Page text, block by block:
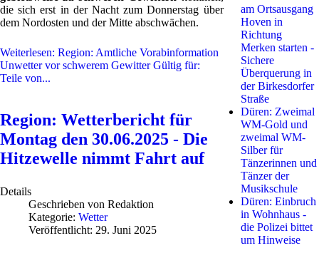
die sich erst in der Nacht zum Donnerstag über
dem Nordosten und der Mitte abschwächen.
Weiterlesen: Region: Amtliche Vorabinformation
Unwetter vor schwerem Gewitter Gültig für:
Teile von...
Region: Wetterbericht für
Montag den 30.06.2025 - Die
Hitzewelle nimmt Fahrt auf
Details
Geschrieben von Redaktion
Kategorie: Wetter
Veröffentlicht: 29. Juni 2025
am Ortsausgang
Hoven in
Richtung
Merken starten -
Sichere
Überquerung in
der Birkesdorfer
Straße
Düren: Zweimal
WM-Gold und
zweimal WM-
Silber für
Tänzerinnen und
Tänzer der
Musikschule
Düren: Einbruch
in Wohnhaus -
die Polizei bittet
um Hinweise